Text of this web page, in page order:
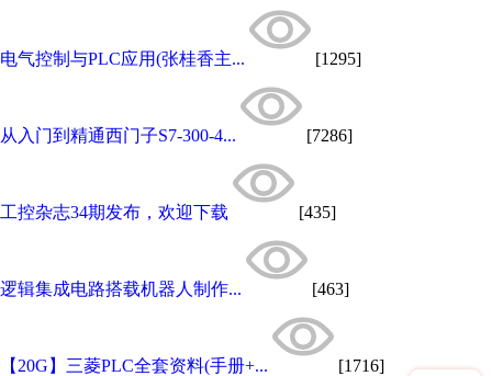
电气控制与PLC应用(张桂香主... [1295]
从入门到精通西门子S7-300-4... [7286]
工控杂志34期发布，欢迎下载 [435]
逻辑集成电路搭载机器人制作... [463]
【20G】三菱PLC全套资料(手册+... [1716]